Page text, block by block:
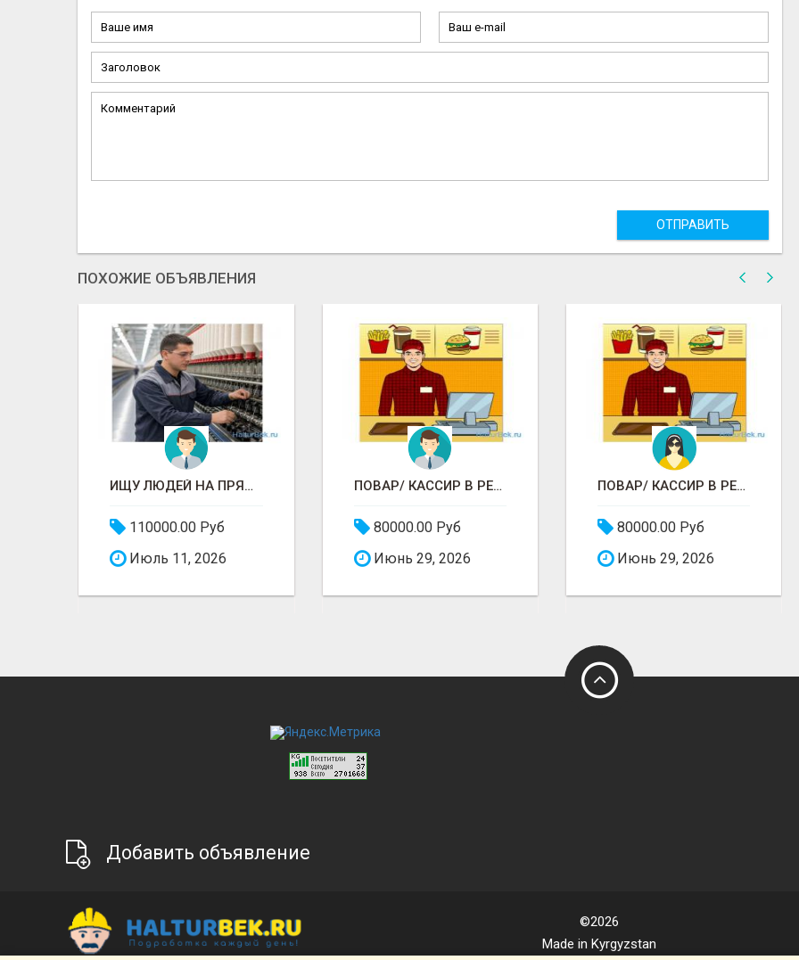
ОТПРАВИТЬ
ПОХОЖИЕ ОБЪЯВЛЕНИЯ
ИЩУ ЛЮДЕЙ НА ПРЯДИЛЬНОЕ ПРОИЗВОДСТВО В ЖИЛИНО-2 (ЛЮБЕРЦЫ), ФАБРИКА «ПЕХОРСКИЙ ТЕКСТИЛЬ»
110000.00 Руб
Июль 11, 2026
ПОВАР/ КАССИР В РЕСТОРАНЕ РОСТИКС (КФС)
80000.00 Руб
Июнь 29, 2026
ПОВАР/ КАССИР В РЕСТОРАНЕ РОСТИКС (КФС)
80000.00 Руб
Июнь 29, 2026
Добавить объявление
©2026
Made in Kyrgyzstan